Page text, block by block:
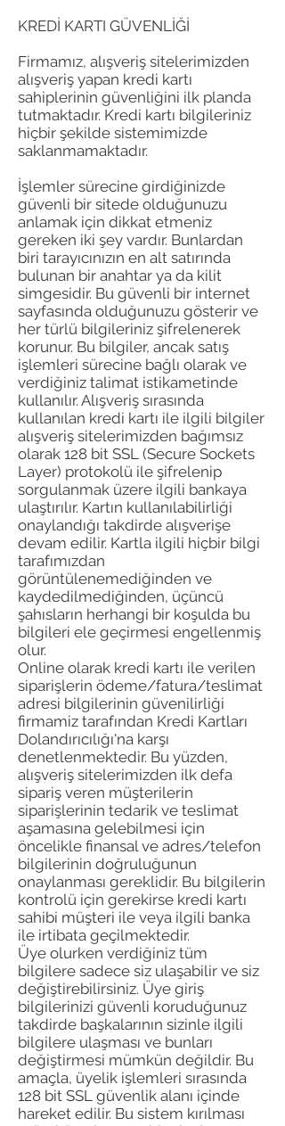
KREDİ KARTI GÜVENLİĞİ
Firmamız, alışveriş sitelerimizden
alışveriş yapan kredi kartı
sahiplerinin güvenliğini ilk planda
tutmaktadır. Kredi kartı bilgileriniz
hiçbir şekilde sistemimizde
saklanmamaktadır.
İşlemler sürecine girdiğinizde
güvenli bir sitede olduğunuzu
anlamak için dikkat etmeniz
gereken iki şey vardır. Bunlardan
biri tarayıcınızın en alt satırında
bulunan bir anahtar ya da kilit
simgesidir. Bu güvenli bir internet
sayfasında olduğunuzu gösterir ve
her türlü bilgileriniz şifrelenerek
korunur. Bu bilgiler, ancak satış
işlemleri sürecine bağlı olarak ve
verdiğiniz talimat istikametinde
kullanılır. Alışveriş sırasında
kullanılan kredi kartı ile ilgili bilgiler
alışveriş sitelerimizden bağımsız
olarak 128 bit SSL (Secure Sockets
Layer) protokolü ile şifrelenip
sorgulanmak üzere ilgili bankaya
ulaştırılır. Kartın kullanılabilirliği
onaylandığı takdirde alışverişe
devam edilir. Kartla ilgili hiçbir bilgi
tarafımızdan
görüntülenemediğinden ve
kaydedilmediğinden, üçüncü
şahısların herhangi bir koşulda bu
bilgileri ele geçirmesi engellenmiş
olur.
Online olarak kredi kartı ile verilen
siparişlerin ödeme/fatura/teslimat
adresi bilgilerinin güvenilirliği
firmamiz tarafından Kredi Kartları
Dolandırıcılığı'na karşı
denetlenmektedir. Bu yüzden,
alışveriş sitelerimizden ilk defa
sipariş veren müşterilerin
siparişlerinin tedarik ve teslimat
aşamasına gelebilmesi için
öncelikle finansal ve adres/telefon
bilgilerinin doğruluğunun
onaylanması gereklidir. Bu bilgilerin
kontrolü için gerekirse kredi kartı
sahibi müşteri ile veya ilgili banka
ile irtibata geçilmektedir.
Üye olurken verdiğiniz tüm
bilgilere sadece siz ulaşabilir ve siz
değiştirebilirsiniz. Üye giriş
bilgilerinizi güvenli koruduğunuz
takdirde başkalarının sizinle ilgili
bilgilere ulaşması ve bunları
değiştirmesi mümkün değildir. Bu
amaçla, üyelik işlemleri sırasında
128 bit SSL güvenlik alanı içinde
hareket edilir. Bu sistem kırılması